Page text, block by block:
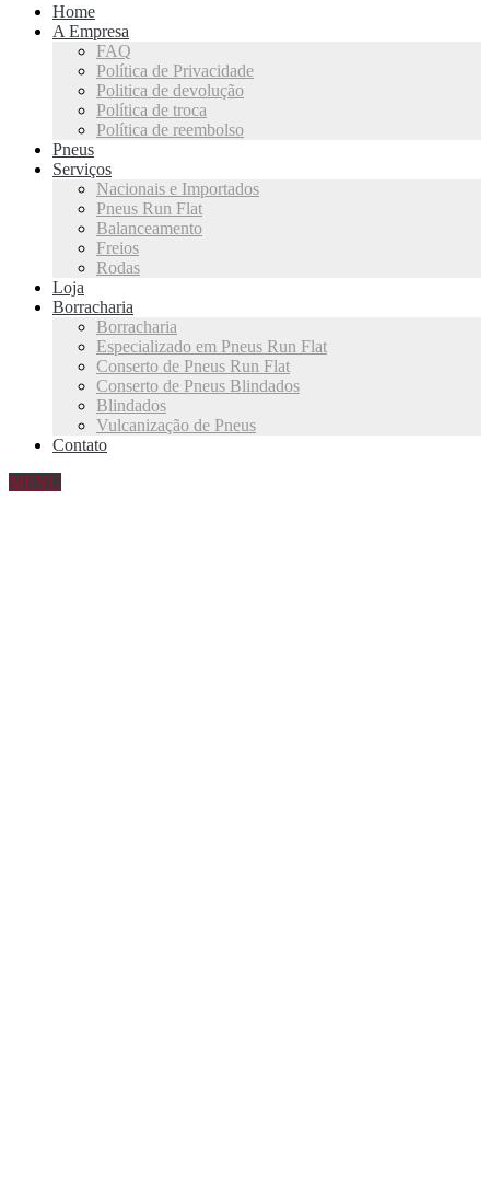
Home
A Empresa
FAQ
Política de Privacidade
Politica de devolução
Política de troca
Política de reembolso
Pneus
Serviços
Nacionais e Importados
Pneus Run Flat
Balanceamento
Freios
Rodas
Loja
Borracharia
Borracharia
Especializado em Pneus Run Flat
Conserto de Pneus Run Flat
Conserto de Pneus Blindados
Blindados
Vulcanização de Pneus
Contato
MENU